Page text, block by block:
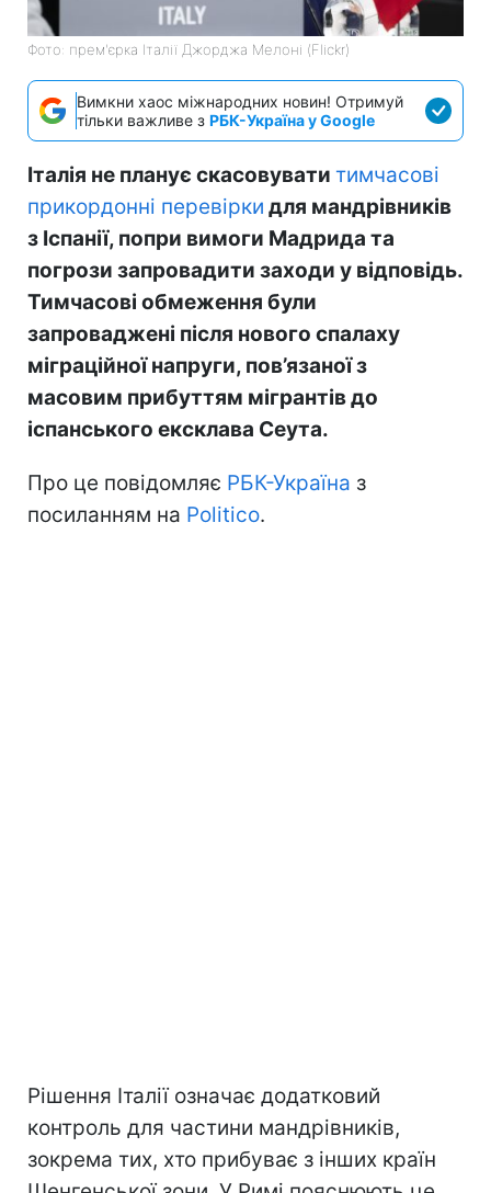
Фото: прем'єрка Італії Джорджа Мелоні (Flickr)
Вимкни хаос міжнародних новин! Отримуй
тільки важливе з РБК-Україна у Google
Італія не планує скасовувати тимчасові
прикордонні перевірки для мандрівників
з Іспанії, попри вимоги Мадрида та
погрози запровадити заходи у відповідь.
Тимчасові обмеження були
запроваджені після нового спалаху
міграційної напруги, пов’язаної з
масовим прибуттям мігрантів до
іспанського ексклава Сеута.
Про це повідомляє РБК-Україна з
посиланням на Politico.
Рішення Італії означає додатковий
контроль для частини мандрівників,
зокрема тих, хто прибуває з інших країн